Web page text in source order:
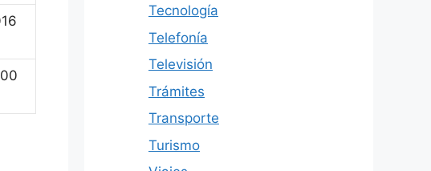
Tecnología
Telefonía
Televisión
Trámites
Transporte
Turismo